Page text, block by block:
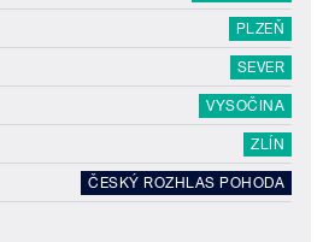
PLZEŇ
SEVER
VYSOČINA
ZLÍN
ČESKÝ ROZHLAS POHODA